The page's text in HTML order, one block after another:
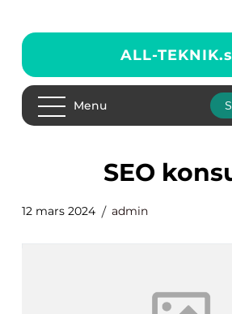
ALL-TEKNIK.
Menu
SEO
12 mars 2024 admin